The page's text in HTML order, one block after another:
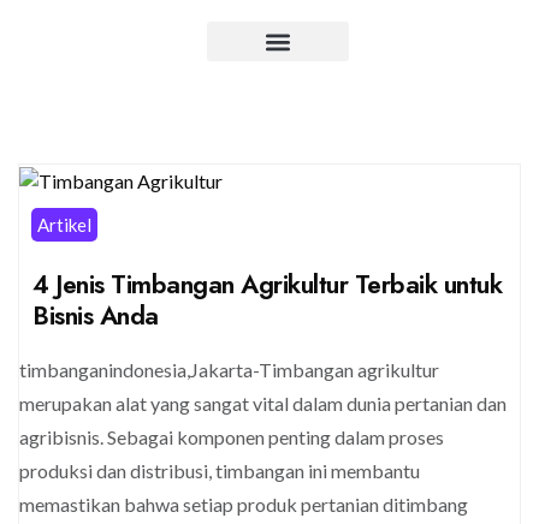
Artikel
4 Jenis Timbangan Agrikultur Terbaik untuk
Bisnis Anda
timbanganindonesia,Jakarta-Timbangan agrikultur
merupakan alat yang sangat vital dalam dunia pertanian dan
agribisnis. Sebagai komponen penting dalam proses
produksi dan distribusi, timbangan ini membantu
memastikan bahwa setiap produk pertanian ditimbang